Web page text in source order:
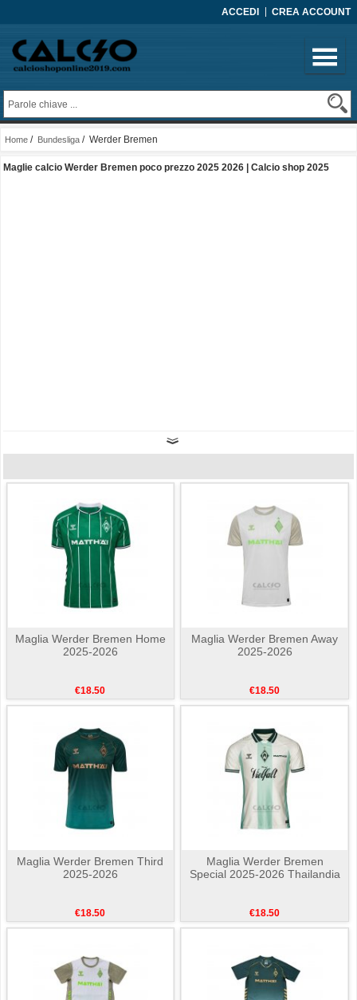
ACCEDI CREA ACCOUNT
Home / Bundesliga / Werder Bremen
Maglie calcio Werder Bremen poco prezzo 2025 2026 | Calcio shop 2025
Maglia Werder Bremen Home
2025-2026
€18.50
Maglia Werder Bremen Away
2025-2026
€18.50
Maglia Werder Bremen Third
2025-2026
€18.50
Maglia Werder Bremen
Special 2025-2026 Thailandia
€18.50